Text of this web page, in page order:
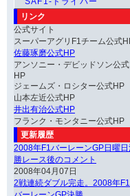
リンク
公式サイト
スーパーアグリF1チーム公式
佐藤琢磨公式HP
アンソニー・デビッドソン公式
HP
ジェームズ・ロシター公式HP
山本左近公式HP
井出有治公式HP
フランク・モンタニー公式HP
更新履歴
2008年F1バーレーンGP日曜
勝レース後のコメント
2008年04月07日
2戦連続ダブル完走。2008年F1